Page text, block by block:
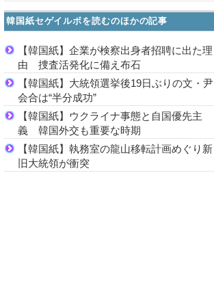
韓国紙セゲイルボを読むのほかの記事
【韓国紙】企業が検察出身者招聘に出た理
由 捜査活発化に備え布石
【韓国紙】大統領選挙後19日ぶりの文・尹
会合は“半分成功”
【韓国紙】ウクライナ事態と自国優先主
義 韓国外交も重要な時期
【韓国紙】執務室の龍山移転計画めぐり新
旧大統領が衝突